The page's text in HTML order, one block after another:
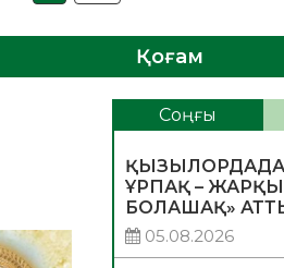
Қоғам
Соңғы
ҚЫЗЫЛОРДАДА
ҰРПАҚ –
БОЛАШАҚ»
КЕҢЕЙТІЛГЕН
ӨТТІ
05.08.2026